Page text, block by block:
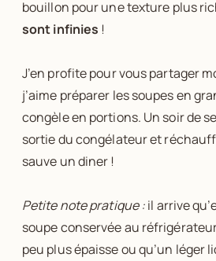
bouillon pour une texture plus
sont infinies !
J’en profite pour vous partager
j’aime préparer les soupes en
congèle en portions. Un soir de
sortie du congélateur et
sauve un diner !
Petite note pratique :il arrive
soupe conservée au
peu plus épaisse ou qu’un léger